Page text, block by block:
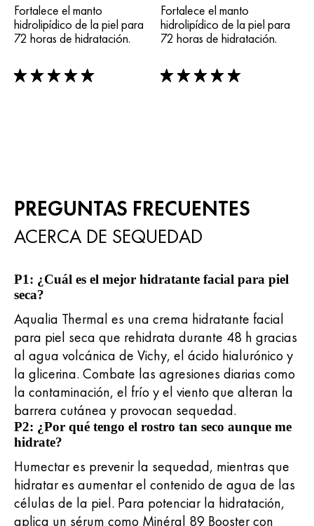
Fortalece el manto
hidrolipídico de la piel para
72 horas de hidratación.
5/5
Fortalece el manto
hidrolipídico de la piel para
72 horas de hidratación.
5/5
PREGUNTAS FRECUENTES
ACERCA DE SEQUEDAD
P1: ¿Cuál es el mejor hidratante facial para piel
seca?
Aqualia Thermal es una crema hidratante facial
para piel seca que rehidrata durante 48 h gracias
al agua volcánica de Vichy, el ácido hialurónico y
la glicerina. Combate las agresiones diarias como
la contaminación, el frío y el viento que alteran la
barrera cutánea y provocan sequedad.
P2: ¿Por qué tengo el rostro tan seco aunque me
hidrate?
Humectar es prevenir la sequedad, mientras que
hidratar es aumentar el contenido de agua de las
células de la piel. Para potenciar la hidratación,
aplica un sérum como Minéral 89 Booster con